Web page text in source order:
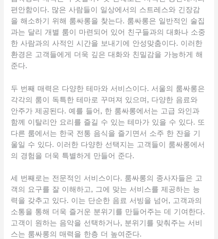
편안함이다. 많은 사람들이 일상에서의 스트레스와 긴장감
을 해소하기 위해 룸싸롱을 찾는다. 룸싸롱은 일반적인 술집
과는 달리 개별 룸이 마련되어 있어 친구들과의 대화나 소중
한 사람과의 사적인 시간을 보내기에 안성맞춤이다. 이러한
환경은 고객들에게 더욱 깊은 대화와 친밀감을 가능하게 해
준다.
두 번째 매력은 다양한 테마와 서비스이다. 서울의 룸싸롱은
각각의 룸이 독특한 테마로 꾸며져 있으며, 다양한 음료와
안주가 제공된다. 예를 들어, 한 룸싸롱에서는 고급 와인과
함께 이탈리안 요리를 즐길 수 있는 테마가 있을 수 있다. 또
다른 룸에서는 한국 전통 음식을 즐기면서 소주 한 잔을 기
울일 수 있다. 이러한 다양한 선택지는 고객들이 룸싸롱에서
의 경험을 더욱 특별하게 만들어 준다.
세 번째로는 전문적인 서비스이다. 룸싸롱의 종사자들은 고
객의 요구를 잘 이해하고, 그에 맞는 서비스를 제공하는 능
력을 갖추고 있다. 이는 단순한 음료 서빙을 넘어, 고객과의
소통을 통해 더욱 즐거운 분위기를 만들어주는 데 기여한다.
고객이 원하는 음악을 선택하거나, 분위기를 맞춰주는 서비
스는 룸싸롱의 매력을 한층 더 높여준다.